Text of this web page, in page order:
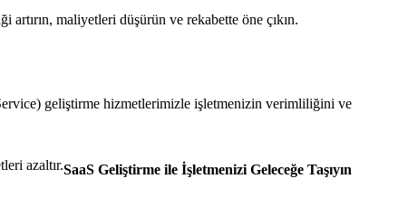
maliyetleri düşürün ve rekabette öne çıkın.
geliştirme hizmetlerimizle işletmenizin verimliliğini ve
azaltır.SaaS Geliştirme ile İşletmenizi Geleceğe Taşıyın